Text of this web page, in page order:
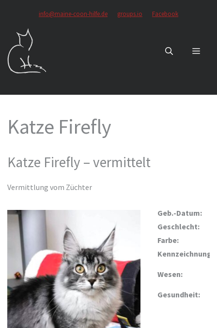
springen
info@maine-coon-hilfe.de groups.io Facebook
Katze Firefly
Katze Firefly – vermittelt
Vermittlung vom Züchter
Geb.-Datum:
Geschlecht:
Farbe:
Kennzeichnung:
Wesen:
Gesundheit: